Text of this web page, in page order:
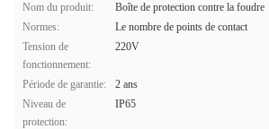
Nom du produit:
Boîte de protection contre la foudre
Normes:
Le nombre de points de contact
Tension de
fonctionnement:
220V
Période de garantie:
2 ans
Niveau de
protection:
IP65